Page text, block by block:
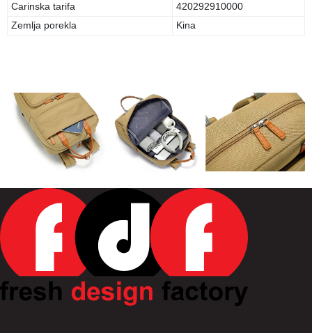
Carinska tarifa
420292910000
Zemlja porekla
Kina